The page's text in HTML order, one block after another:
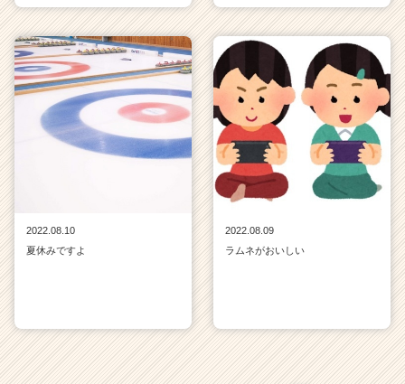
2022.08.10
夏休みですよ
2022.08.09
ラムネがおいしい